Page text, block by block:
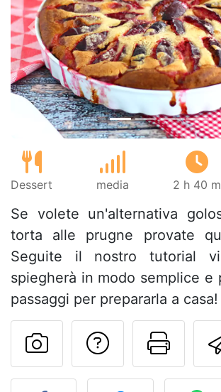
Precedente
Dessert media 2 h 40 m
Se volete un'alternativa
torta alle prugne provate
Seguite il nostro tutorial
spiegherà in modo semplice e
passaggi per prepararla a casa!
Contatta
Pubblica la foto